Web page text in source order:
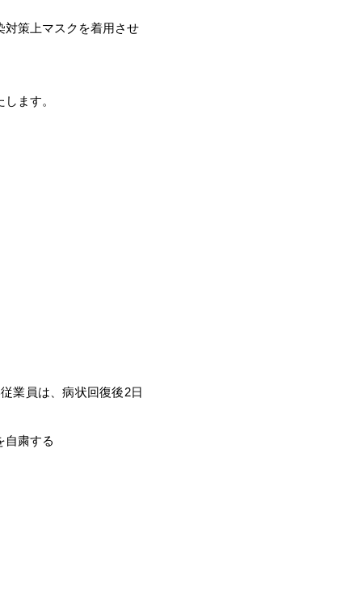
対策上マスクを着用させ
ます。
業員は、病状回復後2日
自粛する